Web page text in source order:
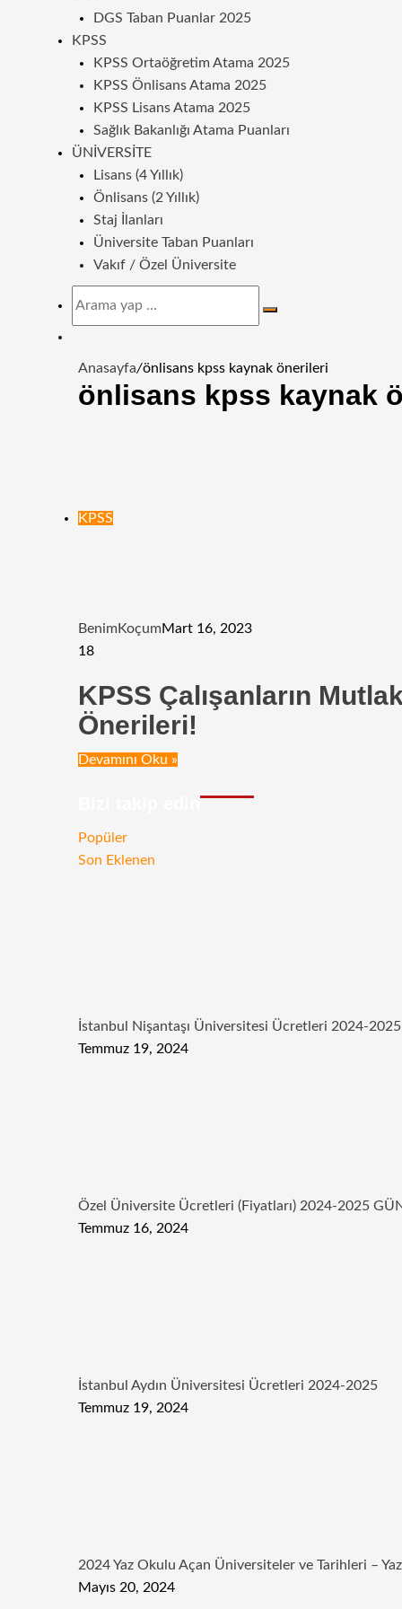
DGS Taban Puanlar 2025
KPSS
KPSS Ortaöğretim Atama 2025
KPSS Önlisans Atama 2025
KPSS Lisans Atama 2025
Sağlık Bakanlığı Atama Puanları
ÜNIVERSITE
Lisans (4 Yıllık)
Önlisans (2 Yıllık)
Staj İlanları
Üniversite Taban Puanları
Vakıf / Özel Üniversite
Arama
Anasayfa/önlisans kpss kaynak önerileri
önlisans kpss kaynak
KPSS
BenimKoçumMart 16, 2023
18
KPSS Çalışanların
Önerileri!
Devamını Oku »
Popüler
Son Eklenen
İstanbul Nişantaşı Üniversitesi Ücretleri 2024-2025
Temmuz 19, 2024
Özel Üniversite Ücretleri (Fiyatları) 2024-2025
Temmuz 16, 2024
İstanbul Aydın Üniversitesi Ücretleri 2024-2025
Temmuz 19, 2024
2024 Yaz Okulu Açan Üniversiteler ve Tarihleri –
Mayıs 20, 2024